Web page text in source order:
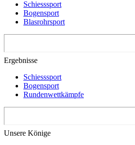
Schiesssport
Bogensport
Blasrohrsport
Ergebnisse
Schiesssport
Bogensport
Rundenwettkämpfe
Unsere Könige